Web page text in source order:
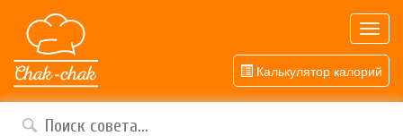
Калькулятор калорий